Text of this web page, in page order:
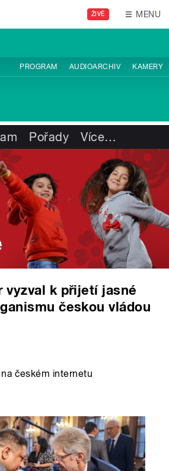
ŽIVĚ MENU
PROGRAM AUDIOARCHIV KAMERY
Pořady Více…
vyzval k přijetí jasné
českou vládou
českém internetu